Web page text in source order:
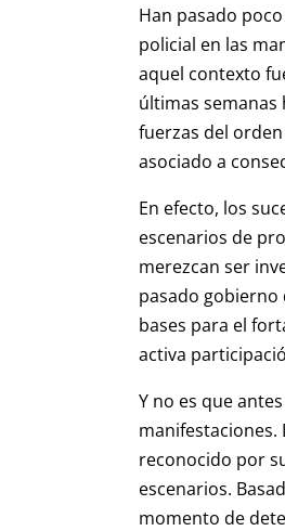
Han pasado
policial en las
aquel contexto
últimas
fuerzas del
asociado a
En efecto, los
escenarios de
merezcan ser
pasado gobierno
bases para el
activa
Y no es que
manifestaciones.
reconocido por
escenarios.
momento de